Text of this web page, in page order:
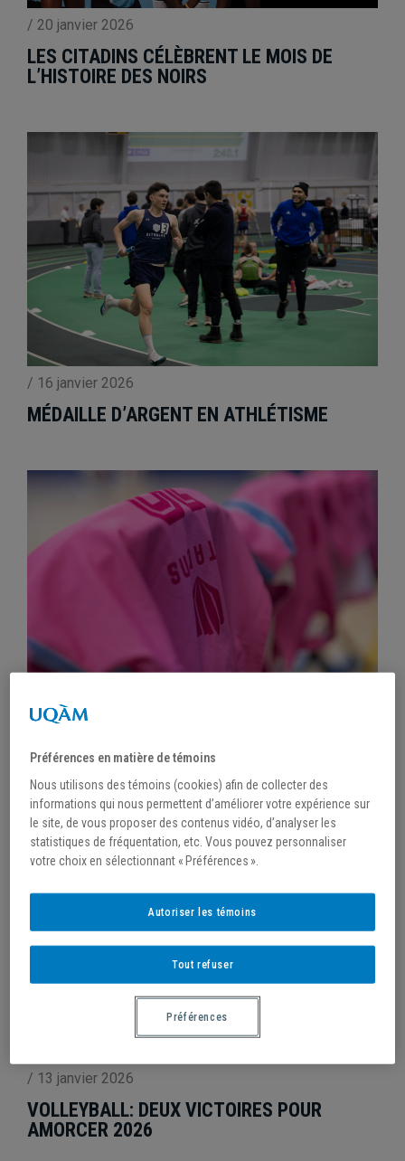
/ 20 janvier 2026
LES CITADINS CÉLÈBRENT LE MOIS DE
L’HISTOIRE DES NOIRS
/ 16 janvier 2026
MÉDAILLE D’ARGENT EN ATHLÉTISME
/14 janvier 2026
MATCHS EN ROSE : CITADINS SE
/ 13 janvier 2026
VOLLEYBALL: DEUX VICTOIRES POUR
AMORCER 2026
Préférences en matière de témoins
Nous utilisons des témoins (cookies) afin de collecter des
informations qui nous permettent d’améliorer votre expérience sur
le site, de vous proposer des contenus vidéo, d’analyser les
statistiques de fréquentation, etc. Vous pouvez personnaliser
votre choix en sélectionnant « Préférences ».
Tout refuser
Autoriser les témoins
Préférences